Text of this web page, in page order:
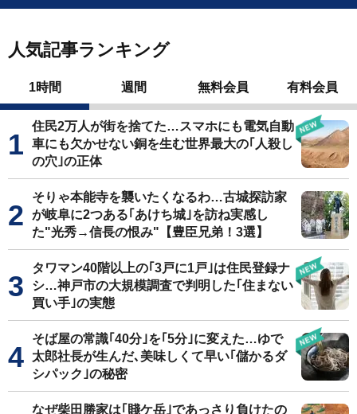
人気記事ランキング
1時間 週間 無料会員 有料会員
住民2万人が街を捨てた…スマホにも電気自動
車にも欠かせない銅を生む世界最大の｢人殺し
の穴｣の正体
そりゃ本能寺を襲いたくなるわ…古城探訪家
が岐阜に2つある｢あけち城｣を訪ね実感し
た"光秀→信長の恨み"【豊臣兄弟！3選】
タワマン40階以上の｢3戸に1戸｣は住民登録ナ
シ…神戸市の大規模調査で判明した｢住まない
買い手｣の実態
そば屋の常識｢40分｣を｢5分｣に変えた…ゆで
太郎社長が生んだ､美味しくて早い｢儲かるダ
シパック｣の秘密
なぜ柴田勝家は｢賤ケ岳｣であっさり負けたの